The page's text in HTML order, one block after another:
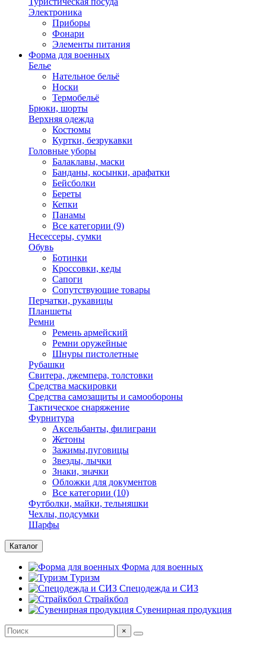
Электроника
Приборы
Фонари
Элементы питания
Форма для военных
Белье
Нательное бельё
Носки
Термобельё
Брюки, шорты
Верхняя одежда
Костюмы
Куртки, безрукавки
Головные уборы
Балаклавы, маски
Банданы, косынки, арафатки
Бейсболки
Береты
Кепки
Панамы
Все категории (9)
Несессеры, сумки
Обувь
Ботинки
Кроссовки, кеды
Сапоги
Сопутствующие товары
Перчатки, рукавицы
Планшеты
Ремни
Ремень армейский
Ремни оружейные
Шнуры пистолетные
Рубашки
Свитера, джемпера, толстовки
Средства маскировки
Средства самозащиты и самообороны
Тактическое снаряжение
Фурнитура
Аксельбанты, филиграни
Жетоны
Зажимы,пуговицы
Звезды, лычки
Знаки, значки
Обложки для документов
Все категории (10)
Футболки, майки, тельняшки
Чехлы, подсумки
Шарфы
Каталог
Форма для военных
Туризм
Спецодежда и СИЗ
Страйкбол
Сувенирная продукция
×